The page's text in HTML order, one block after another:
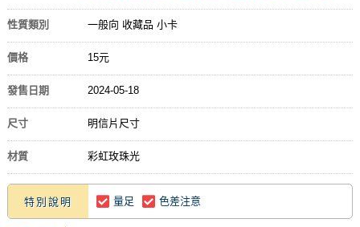
性質類別 一般向 收藏品 小卡
價格 15元
發售日期 2024-05-18
尺寸 明信片尺寸
材質 彩虹玫珠光
特別說明 量足 色差注意